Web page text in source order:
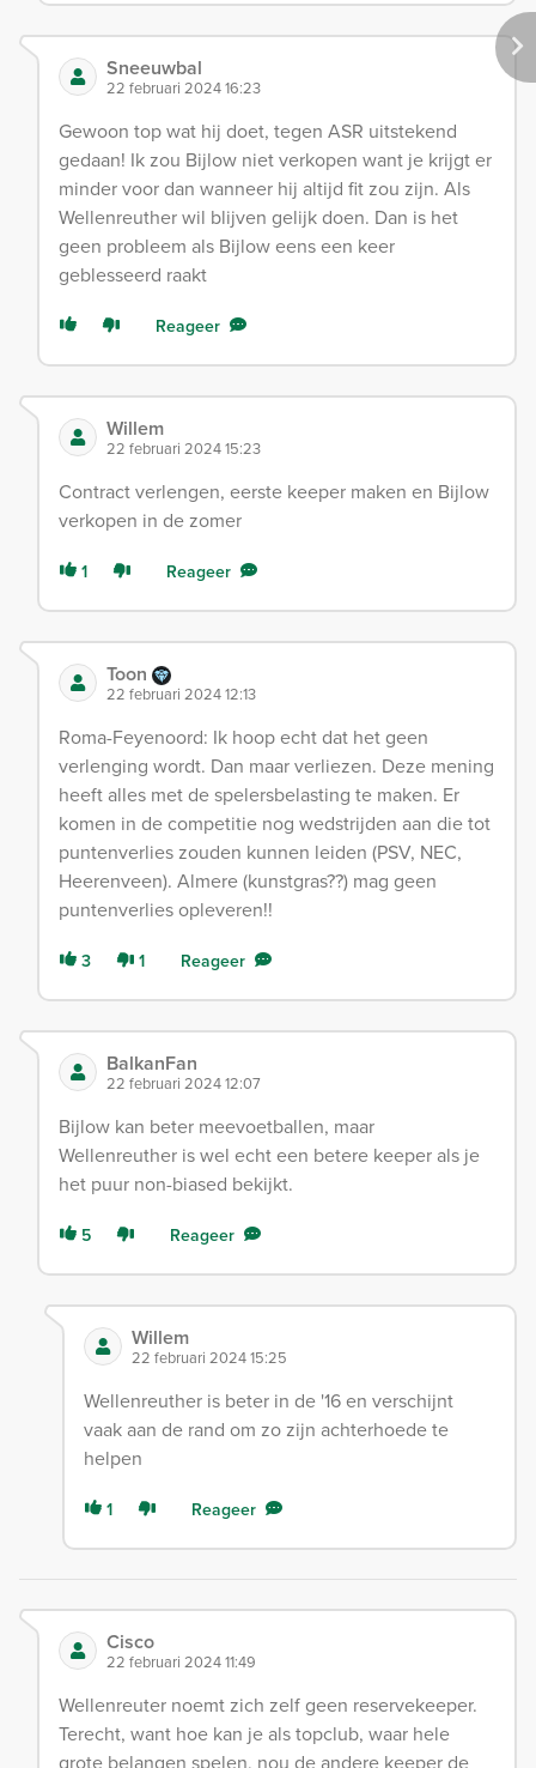
Sneeuwbal
22 februari 2024 16:23
Gewoon top wat hij doet, tegen ASR uitstekend
gedaan! Ik zou Bijlow niet verkopen want je krijgt er
minder voor dan wanneer hij altijd fit zou zijn. Als
Wellenreuther wil blijven gelijk doen. Dan is het
geen probleem als Bijlow eens een keer
geblesseerd raakt
Reageer
Willem
22 februari 2024 15:23
Contract verlengen, eerste keeper maken en Bijlow
verkopen in de zomer
1 Reageer
Toon
22 februari 2024 12:13
Roma-Feyenoord: Ik hoop echt dat het geen
verlenging wordt. Dan maar verliezen. Deze mening
heeft alles met de spelersbelasting te maken. Er
komen in de competitie nog wedstrijden aan die tot
puntenverlies zouden kunnen leiden (PSV, NEC,
Heerenveen). Almere (kunstgras??) mag geen
puntenverlies opleveren!!
3 1 Reageer
BalkanFan
22 februari 2024 12:07
Bijlow kan beter meevoetballen, maar
Wellenreuther is wel echt een betere keeper als je
het puur non-biased bekijkt.
5 Reageer
Willem
22 februari 2024 15:25
Wellenreuther is beter in de '16 en verschijnt
vaak aan de rand om zo zijn achterhoede te
helpen
1 Reageer
Cisco
22 februari 2024 11:49
Wellenreuter noemt zich zelf geen reservekeeper.
Terecht, want hoe kan je als topclub, waar hele
grote belangen spelen, nou de andere keeper de